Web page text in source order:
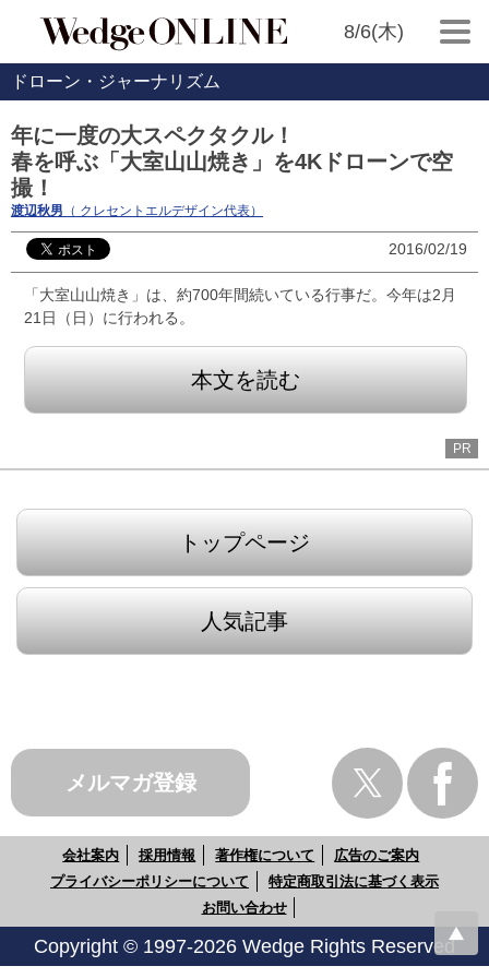
8/6(木)
ドローン・ジャーナリズム
年に一度の大スペクタクル！
春を呼ぶ「大室山山焼き」を4Kドローンで空
撮！
渡辺秋男 （ クレセントエルデザイン代表）
2016/02/19
「大室山山焼き」は、約700年間続いている行事だ。今年は2月
21日（日）に行われる。
本文を読む
PR
トップページ
人気記事
メルマガ登録
会社案内 採用情報 著作権について
広告のご案内
プライバシーポリシーについて
特定商取引法に基づく表示
お問い合わせ
Copyright © 1997-2026 Wedge Rights Reserved